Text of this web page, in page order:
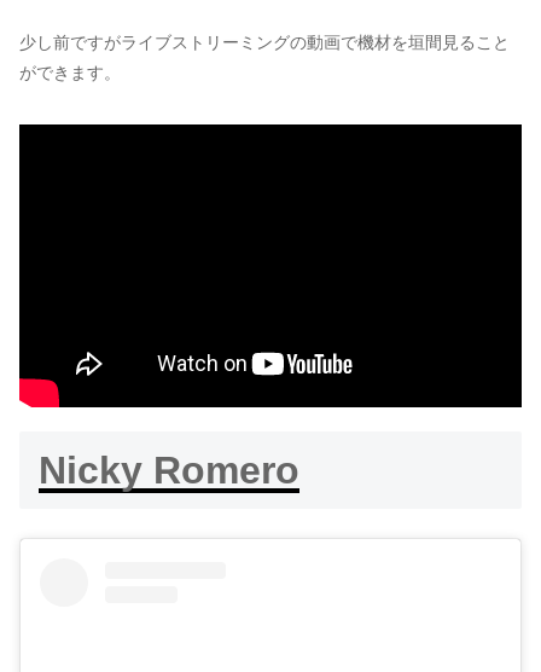
少し前ですがライブストリーミングの動画で機材を垣間見ること
ができます。
Nicky Romero